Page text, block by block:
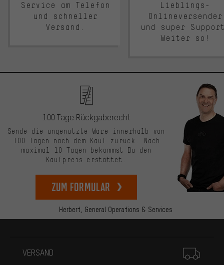
Service am Telefon
und schneller
Versand.
Lieblings-
Onlineversender
und super
Weiter so!
Herbert, General Operations & Services
100 Tage Rückgaberecht
Sende die ungenutzte Ware innerhalb von
100 Tagen nach dem Kauf zurück. Nach
maximal 10 Tagen bekommst Du den
Kaufpreis erstattet.
zum Formular
VERSAND